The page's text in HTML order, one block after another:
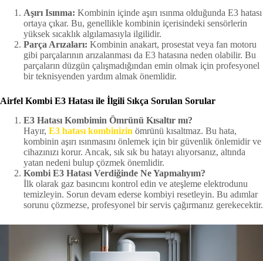
Aşırı Isınma: Kombinin içinde aşırı ısınma olduğunda E3 hatası
ortaya çıkar. Bu, genellikle kombinin içerisindeki sensörlerin
yüksek sıcaklık algılamasıyla ilgilidir.
Parça Arızaları: Kombinin anakart, prosestat veya fan motoru
gibi parçalarının arızalanması da E3 hatasına neden olabilir. Bu
parçaların düzgün çalışmadığından emin olmak için profesyonel
bir teknisyenden yardım almak önemlidir.
Airfel Kombi E3 Hatası ile İlgili Sıkça Sorulan Sorular
E3 Hatası Kombimin Ömrünü Kısaltır mı?
Hayır, E3 hatası kombinizin ömrünü kısaltmaz. Bu hata,
kombinin aşırı ısınmasını önlemek için bir güvenlik önlemidir ve
cihazınızı korur. Ancak, sık sık bu hatayı alıyorsanız, altında
yatan nedeni bulup çözmek önemlidir.
Kombi E3 Hatası Verdiğinde Ne Yapmalıyım?
İlk olarak gaz basıncını kontrol edin ve ateşleme elektrodunu
temizleyin. Sorun devam ederse kombiyi resetleyin. Bu adımlar
sorunu çözmezse, profesyonel bir servis çağırmanız gerekecektir.